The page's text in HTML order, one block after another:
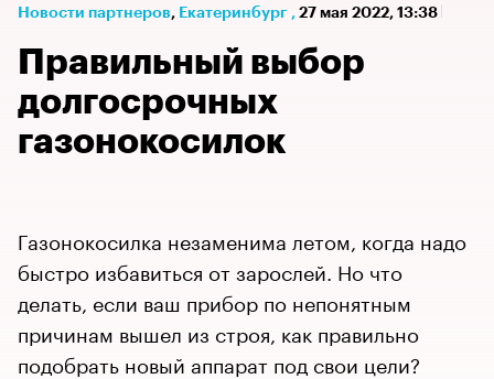
Новости партнеров⁠, Екатеринбург , 27 мая 2022, 13:38
Правильный выбор
долгосрочных
газонокосилок
Газонокосилка незаменима летом, когда надо
быстро избавиться от зарослей. Но что
делать, если ваш прибор по непонятным
причинам вышел из строя, как правильно
подобрать новый аппарат под свои цели?